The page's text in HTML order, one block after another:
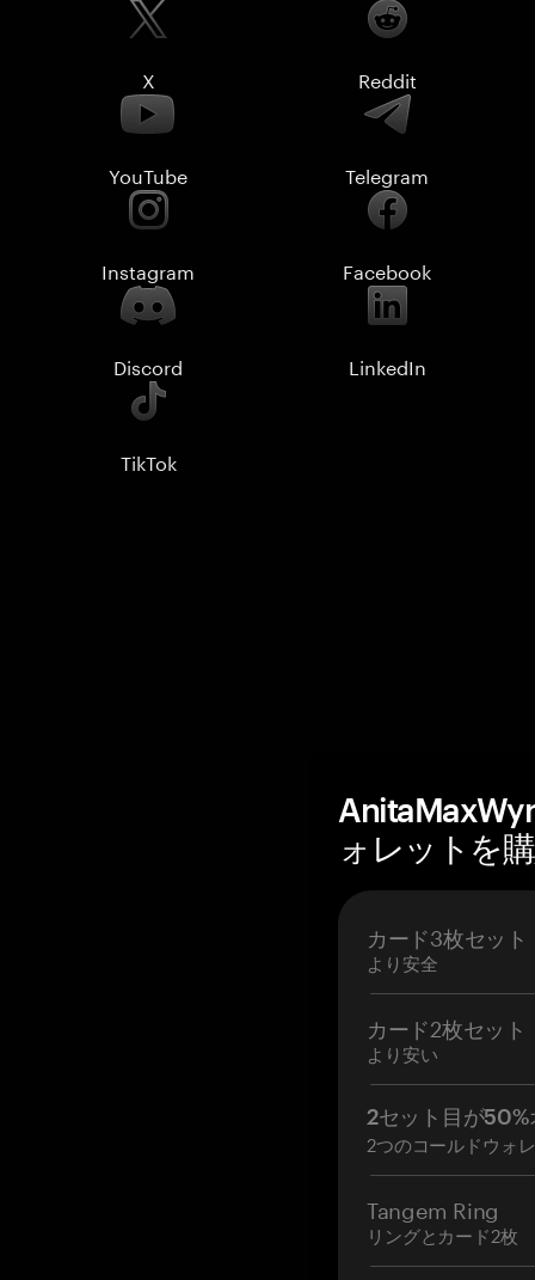
X Reddit
YouTube Telegram
Instagram Facebook
Discord LinkedIn
TikTok
ォレットを
カード3枚セット
より安全
カード2枚セット
より安い
2セット目が50%
2つのコールドウォ
Tangem Ring
リングとカード2枚